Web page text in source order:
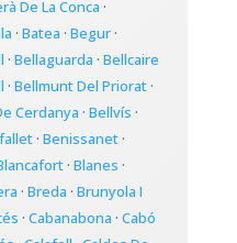
De La Conca ·
· Batea · Begur·
· Bellaguarda · Bellcaire
· Bellmunt Del Priorat·
Cerdanya · Bellvís ·
· Benissanet·
· Blanes ·
· Breda · Brunyola I
· Cabanabona · Cabó